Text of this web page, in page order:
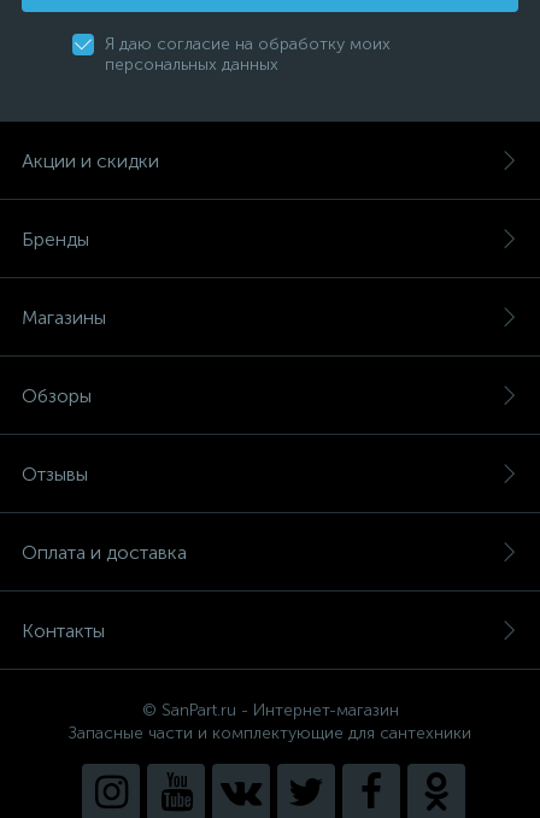
Я даю согласие на обработку моих
персональных данных
Акции и скидки
Бренды
Магазины
Обзоры
Отзывы
Оплата и доставка
Контакты
© SanPart.ru - Интернет-магазин
Запасные части и комплектующие для сантехники